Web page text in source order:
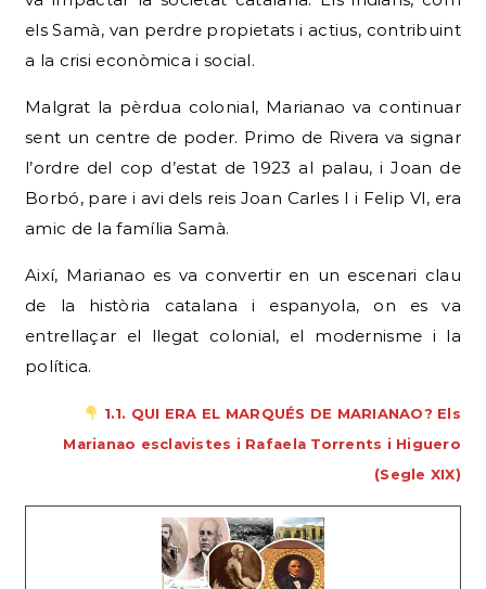
els Samà, van perdre propietats i actius, contribuint
a la crisi econòmica i social.
Malgrat la pèrdua colonial, Marianao va continuar
sent un centre de poder. Primo de Rivera va signar
l’ordre del cop d’estat de 1923 al palau, i Joan de
Borbó, pare i avi dels reis Joan Carles I i Felip VI, era
amic de la família Samà.
Així, Marianao es va convertir en un escenari clau
de la història catalana i espanyola, on es va
entrellaçar el llegat colonial, el modernisme i la
política.
1.1. QUI ERA EL MARQUÉS DE MARIANAO? Els
Marianao esclavistes i Rafaela Torrents i Higuero
(Segle XIX)